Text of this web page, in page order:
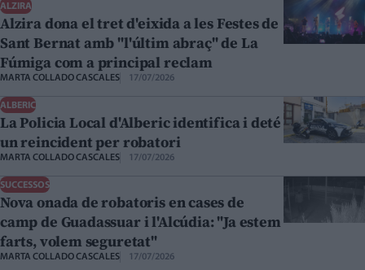
ALZIRA
Alzira dona el tret d'eixida a les Festes de
Sant Bernat amb "l'últim abraç" de La
Fúmiga com a principal reclam
MARTA COLLADO CASCALES 17/07/2026
ALBERIC
La Policia Local d'Alberic identifica i deté
un reincident per robatori
MARTA COLLADO CASCALES 17/07/2026
SUCCESSOS
Nova onada de robatoris en cases de
camp de Guadassuar i l'Alcúdia: "Ja estem
farts, volem seguretat"
MARTA COLLADO CASCALES 17/07/2026